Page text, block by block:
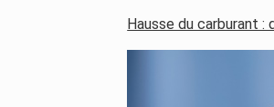
Hausse du carburant :